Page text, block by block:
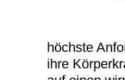
höchste
ihre